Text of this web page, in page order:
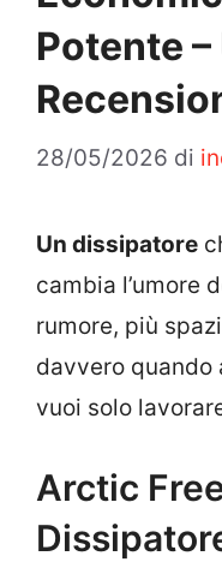
Potente –
28/05/2026 di
Un dissipatore
cambia l’umore
rumore, più
davvero quando
vuoi solo
Arctic